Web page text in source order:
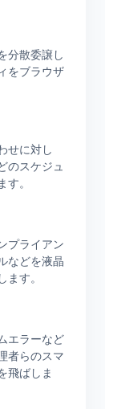
分散委譲し
をブラウザ
せに対し
のスケジュ
す。
プライアン
などを液晶
ます。
エラーなど
者らのスマ
飛ばしま